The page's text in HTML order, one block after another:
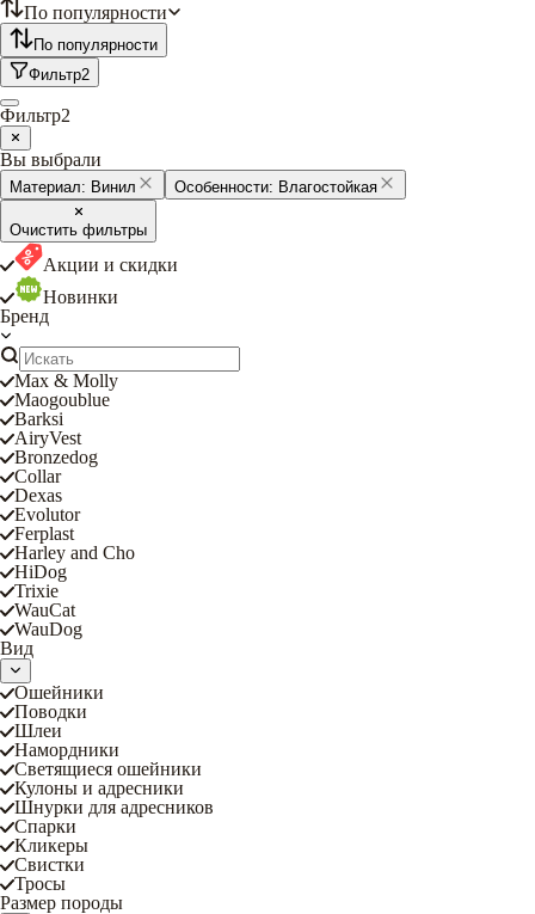
По популярности
По популярности
Фильтр2
Фильтр2
Вы выбрали
Материал: Винил Особенности: Влагостойкая
Очистить фильтры
Акции и скидки
Новинки
Бренд
Max & Molly
Maogoublue
Barksi
AiryVest
Bronzedog
Collar
Dexas
Evolutor
Ferplast
Harley and Cho
HiDog
Trixie
WauCat
WauDog
Вид
Ошейники
Поводки
Шлеи
Намордники
Светящиеся ошейники
Кулоны и адресники
Шнурки для адресников
Спарки
Кликеры
Свистки
Тросы
Размер породы